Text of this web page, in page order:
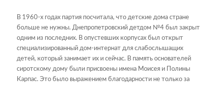
В 1960-х годах партия посчитала, что детские дома стране
больше не нужны. Днепропетровский детдом №4 был закрыт
одним из последних. В опустевших корпусах был открыт
специализированный дом-интернат для слабослышащих
детей, который занимает их и сейчас. В память основателей
сиротскому дому были присвоены имена Моисея и Полины
Карпас. Это было выражением благодарности не только за